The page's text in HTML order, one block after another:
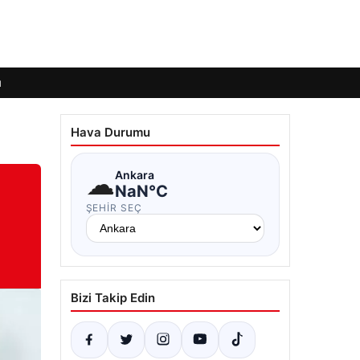
Hava Durumu
☁Ankara
NaN°C
ŞEHIR SEÇ
Bizi Takip Edin